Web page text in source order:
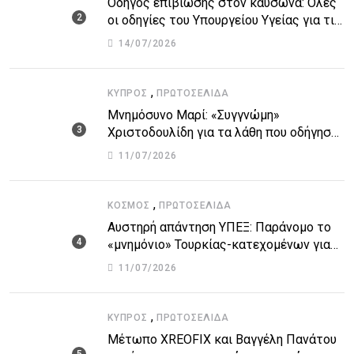
οι οδηγίες του Υπουργείου Υγείας για τις
υψηλές θερμοκρασίες
14/07/2026
ΚΎΠΡΟΣ , ΠΡΩΤΟΣΈΛΙΔΑ
Μνημόσυνο Μαρί: «Συγγνώμη»
Χριστοδουλίδη για τα λάθη που οδήγησαν
στην τραγωδία
11/07/2026
ΚΌΣΜΟΣ , ΠΡΩΤΟΣΈΛΙΔΑ
Αυστηρή απάντηση ΥΠΕΞ: Παράνομο το
«μνημόνιο» Τουρκίας-κατεχομένων για
τον υποθαλάσσιο αγωγό
11/07/2026
ΚΎΠΡΟΣ , ΠΡΩΤΟΣΈΛΙΔΑ
Μέτωπο XREOFIX και Βαγγέλη Πανάτου